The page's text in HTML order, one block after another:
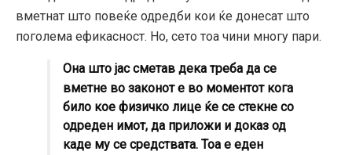
вметнат што повеќе одредби кои ќе донесат што
поголема ефикасност. Но, сето тоа чини многу пари.
Она што јас сметав дека треба да се
вметне во законот е во моментот кога
било кое физичко лице ќе се стекне со
одреден имот, да приложи и доказ од
каде му се средствата. Тоа е еден